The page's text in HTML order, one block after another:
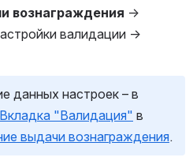
вознаграждения →
валидации →
данных настроек – в
Вкладка "Валидация" в
выдачи вознаграждения.